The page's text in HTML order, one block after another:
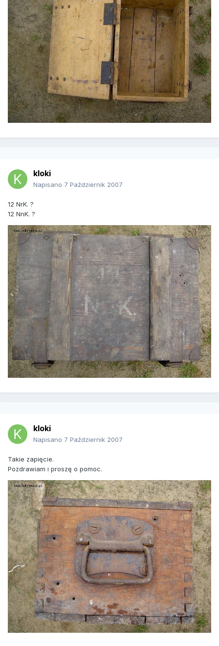
kloki
Napisano 7 Październik 2007
12 NrK. ?
12 NnK. ?
kloki
Napisano 7 Październik 2007
Takie zapięcie.
Pozdrawiam i proszę o pomoc.